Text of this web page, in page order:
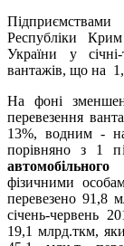
Республіки
України у
вантажів, що на
На фоні
перевезення
13%, водним -
порівняно з 1
автомобільного
фізичними
перевезено 91,8
січень-червень
19,1 млрд.ткм,